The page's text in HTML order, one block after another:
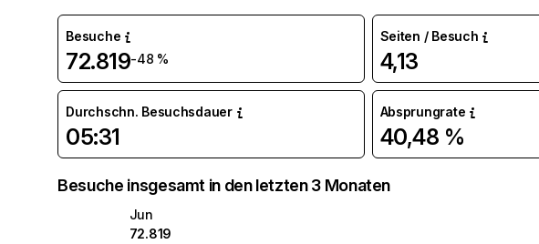
Besuche
72.819-48 %
Seiten / Besuch
4,13
Durchschn. Besuchsdauer
05:31
Absprungrate
40,48 %
Besuche insgesamt in den letzten 3 Monaten
Jun
72.819